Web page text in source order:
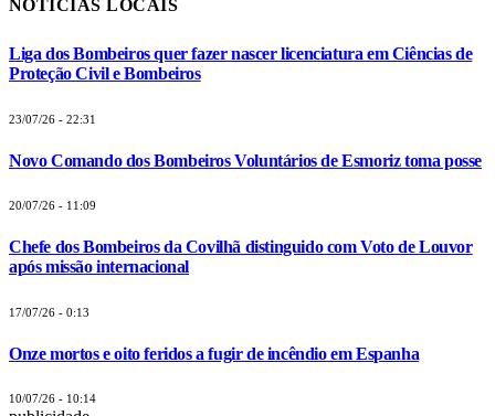
NOTÍCIAS LOCAIS
Liga dos Bombeiros quer fazer nascer licenciatura em Ciências de
Proteção Civil e Bombeiros
23/07/26 - 22:31
Novo Comando dos Bombeiros Voluntários de Esmoriz toma posse
20/07/26 - 11:09
Chefe dos Bombeiros da Covilhã distinguido com Voto de Louvor
após missão internacional
17/07/26 - 0:13
Onze mortos e oito feridos a fugir de incêndio em Espanha
10/07/26 - 10:14